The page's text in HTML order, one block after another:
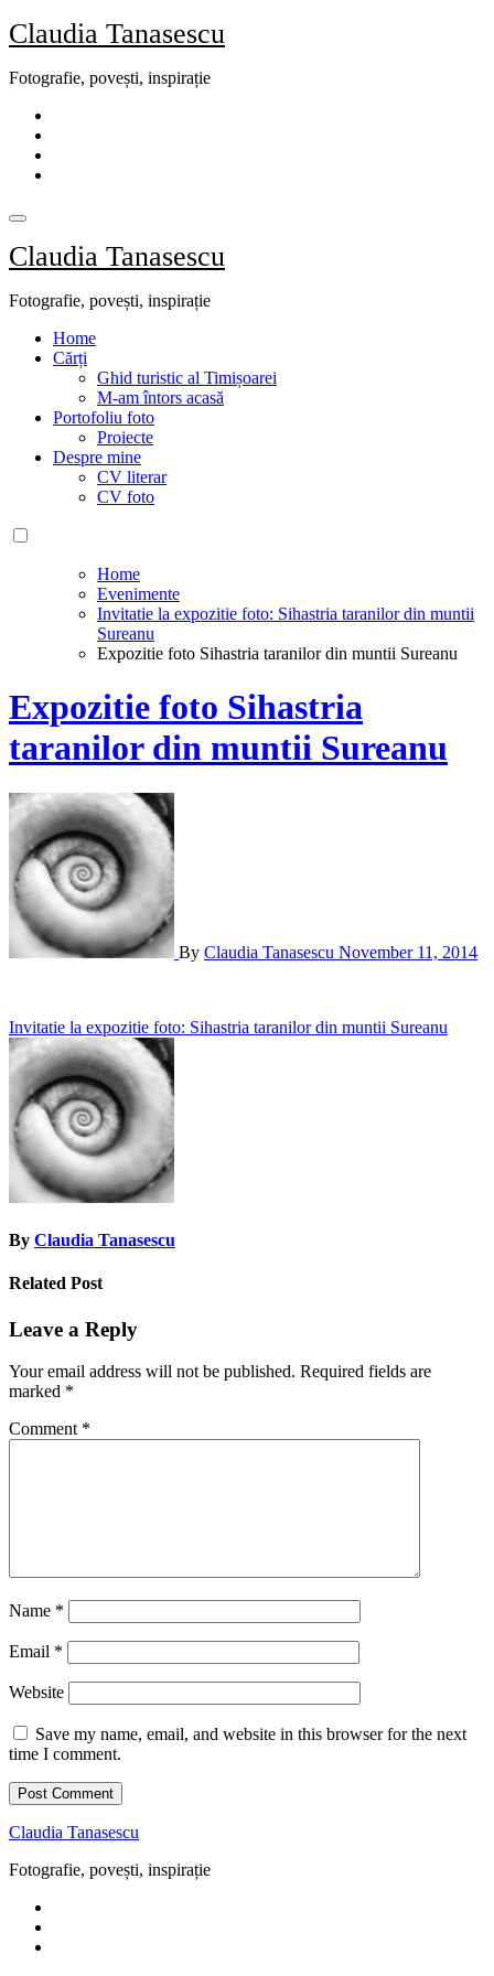
Skip
to
Claudia Tanasescu
Fotografie, povești, inspirație
Claudia Tanasescu
Fotografie, povești, inspirație
Home
Cărți
Ghid turistic al Timișoarei
M-am întors acasă
Portofoliu foto
Proiecte
Despre mine
CV literar
CV foto
Home
Evenimente
Invitatie la expozitie foto: Sihastria taranilor din muntii
Sureanu
Expozitie foto Sihastria taranilor din muntii Sureanu
Expozitie foto Sihastria
taranilor din muntii Sureanu
By Claudia Tanasescu November 11, 2014
Post
navigation
Invitatie la expozitie foto: Sihastria taranilor din muntii Sureanu
By Claudia Tanasescu
Related Post
Leave a Reply
Your email address will not be published. Required fields are
marked *
Comment *
Name *
Email *
Website
Save my name, email, and website in this browser for the next
time I comment.
Claudia Tanasescu
Fotografie, povești, inspirație